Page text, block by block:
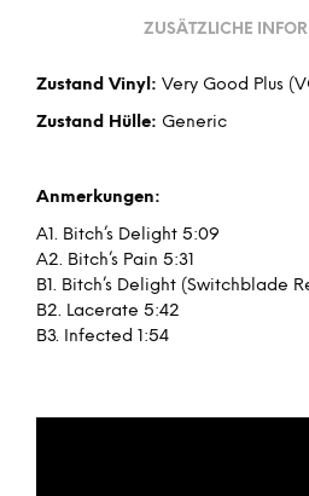
ZUSÄTZLICHE
Zustand Vinyl: Very Good Plus
Zustand Hülle: Generic
Anmerkungen:
A1. Bitch’s Delight 5:09
A2. Bitch’s Pain 5:31
B1. Bitch’s Delight (Switchblade
B2. Lacerate 5:42
B3. Infected 1:54